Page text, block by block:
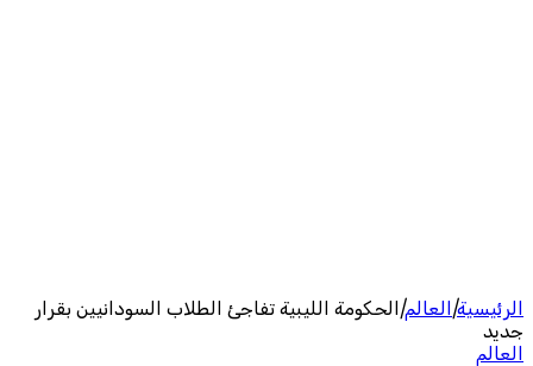
الرئيسية| العالم| الحكومة الليبية تفاجئ الطلاب السودانيين بقرار
جديد
العالم